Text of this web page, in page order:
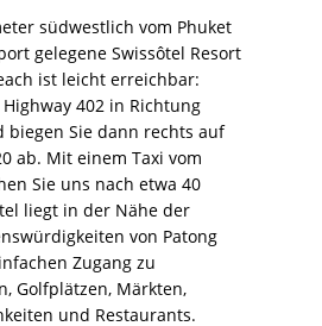
südwestlich vom Phuket
gelegene Swissôtel Resort
ist leicht erreichbar:
402 in Richtung
biegen Sie dann rechts auf
ab. Mit einem Taxi vom
Sie uns nach etwa 40
liegt in der Nähe der
von Patong
Zugang zu
Golfplätzen, Märkten,
und Restaurants.